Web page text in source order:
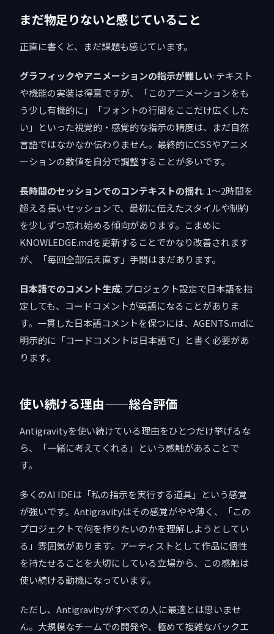
まだ物足りないと感じていること
正直に書くと、まだ課題も感じています。
グラフィックやアニメーションの指示が難しい: テキスト
や機能の実装は得意ですが、「このアニメーションをも
う少し有機的に」「フォントの行間をここだけ広くした
い」といった視覚的・感覚的な指示の精度は、まだ自然
言語ではなかなか伝わりません。最終的にCSSやアニメ
ーションの数値を自分で調整することが多いです。
長時間のセッションでのコンテキストの揺れ: 1〜2時間を
超える長いセッションで、最初に伝えたスタイルや制約
を少しずつ忘れ始める傾向があります。こまめに
KNOWLEDGE.mdを更新することでかなり改善されます
が、「毎回全部伝え直す」手間はまだあります。
日本語でのコメント生成: プロジェクト設定で日本語を指
定しても、コードコメントが英語になることがありま
す。一貫した日本語コメントを保つには、AGENTS.mdに
明示的に「コードコメントは日本語で」と書く必要があ
ります。
使い続ける理由——総合評価
Antigravityを使い続けている理由をひとつだけ挙げるな
ら、「一緒に考えてくれる」という感触があることで
す。
多くのAI IDEは「私の指示を実行する道具」という感覚
が強いです。Antigravityはその感覚がやや薄く、「この
プロジェクトで何を作りたいのかを理解しようとしてい
る」雰囲気があります。アーティストとして作品に個性
を持たせることを大切にしている立場から、この感触は
使い続ける動機になっています。
ただし、Antigravityがすべての人に最適とは思いませ
ん。大規模なチームでの開発や、極めて複雑なバックエ